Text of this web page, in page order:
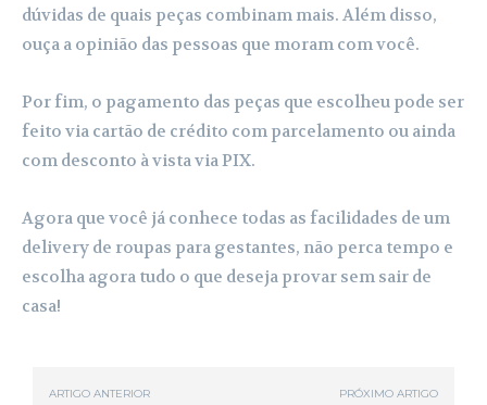
dúvidas de quais peças combinam mais. Além disso,
ouça a opinião das pessoas que moram com você.
Por fim, o pagamento das peças que escolheu pode ser
feito via cartão de crédito com parcelamento ou ainda
com desconto à vista via PIX.
Agora que você já conhece todas as facilidades de um
delivery de roupas para gestantes, não perca tempo e
escolha agora tudo o que deseja provar sem sair de
casa!
ARTIGO ANTERIOR PRÓXIMO ARTIGO